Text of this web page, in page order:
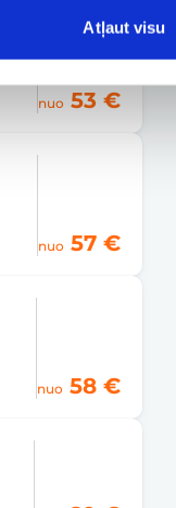
Atļaut visu
nuo 53 €
nuo 57 €
nuo 58 €